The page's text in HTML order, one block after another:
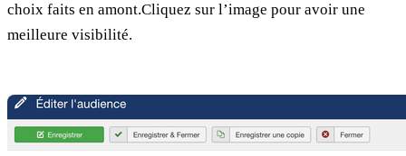
choix faits en amont.Cliquez sur l’image pour avoir une
meilleure visibilité.